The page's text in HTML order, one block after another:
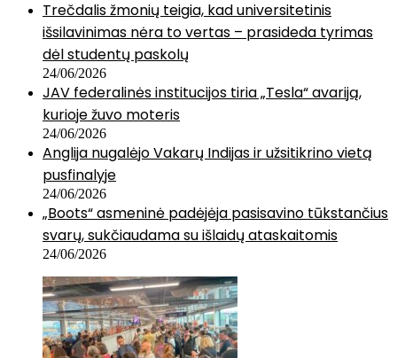
Trečdalis žmonių teigia, kad universitetinis
išsilavinimas nėra to vertas – prasideda tyrimas
dėl studentų paskolų
24/06/2026
JAV federalinės institucijos tiria „Tesla“ avariją,
kurioje žuvo moteris
24/06/2026
Anglija nugalėjo Vakarų Indijas ir užsitikrino vietą
pusfinalyje
24/06/2026
„Boots“ asmeninė padėjėja pasisavino tūkstančius
svarų, sukčiaudama su išlaidų ataskaitomis
24/06/2026